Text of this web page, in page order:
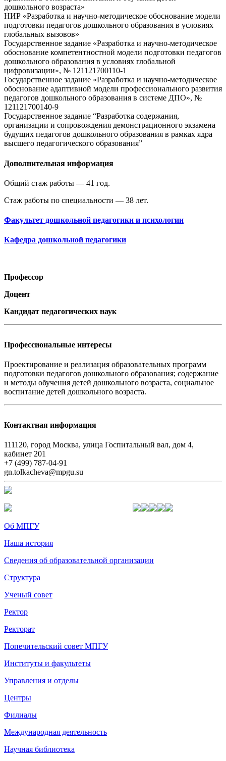
дошкольного возраста»
НИР «Разработка и научно-методическое обоснование модели
подготовки педагогов дошкольного образования в условиях
глобальных вызовов»
Государственное задание «Разработка и научно-методическое
обоснование компетентностной модели подготовки педагогов
дошкольного образования в условиях глобальной
цифровизации», № 121121700110-1
Государственное задание «Разработка и научно-методическое
обоснование адаптивной модели профессионального развития
педагогов дошкольного образования в системе ДПО», №
121121700140-9
Государственное задание “Разработка содержания,
организации и сопровождения демонстрационного экзамена
будущих педагогов дошкольного образования в рамках ядра
высшего педагогического образования”
Дополнительная информация
Общий стаж работы — 41 год.
Стаж работы по специальности — 38 лет.
Факультет дошкольной педагогики и психологии
Кафедра дошкольной педагогики
Профессор
Доцент
Кандидат педагогических наук
Профессиональные интересы
Проектирование и реализация образовательных программ
подготовки педагогов дошкольного образования; содержание
и методы обучения детей дошкольного возраста, социальное
воспитание детей дошкольного возраста.
Контактная информация
111120, город Москва, улица Госпитальный вал, дом 4,
кабинет 201
+7 (499) 787-04-91
gn.tolkacheva@mpgu.su
Об МПГУ
Наша история
Сведения об образовательной организации
Структура
Ученый совет
Ректор
Ректорат
Попечительский совет МПГУ
Институты и факультеты
Управления и отделы
Центры
Филиалы
Международная деятельность
Научная библиотека